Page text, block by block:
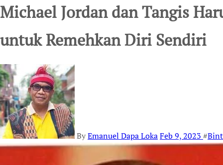
Michael Jordan dan Tangis
untuk Remehkan Diri Sendiri
ByEmanuel Dapa LokaFeb 9, 2023 #